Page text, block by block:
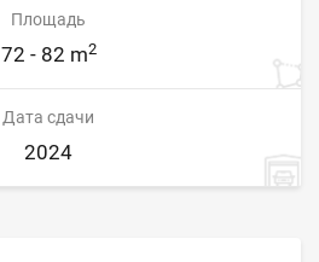
Площадь
72 - 82 m2
Дата сдачи
2024